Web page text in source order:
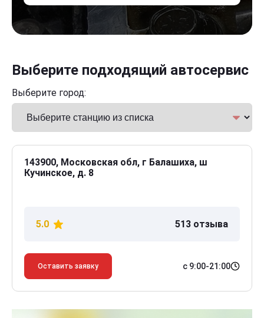
Выберите подходящий автосервис
Выберите город:
143900, Московская обл, г Балашиха, ш
Кучинское, д. 8
5.0 513 отзыва
Оставить заявку с 9:00-21:00